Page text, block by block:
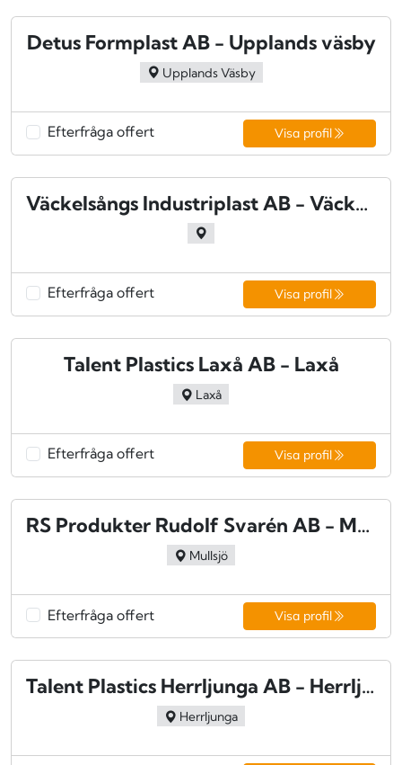
Detus Formplast AB - Upplands väsby
Upplands Väsby
Efterfråga offert Visa profil
Väckelsångs Industriplast AB - Väckelsång
Efterfråga offert Visa profil
Talent Plastics Laxå AB - Laxå
Laxå
Efterfråga offert Visa profil
RS Produkter Rudolf Svarén AB - Mullsjö
Mullsjö
Efterfråga offert Visa profil
Talent Plastics Herrljunga AB - Herrljunga
Herrljunga